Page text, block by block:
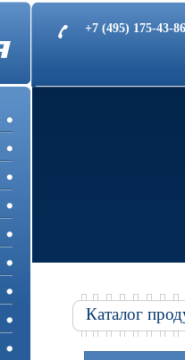
+7 (495) 175-43-
Каталог